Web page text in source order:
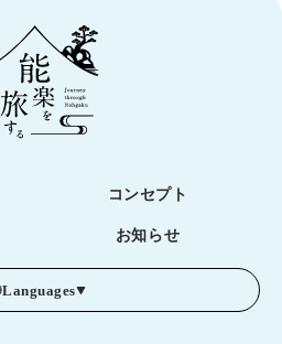
コンセプト
お知らせ
Languages